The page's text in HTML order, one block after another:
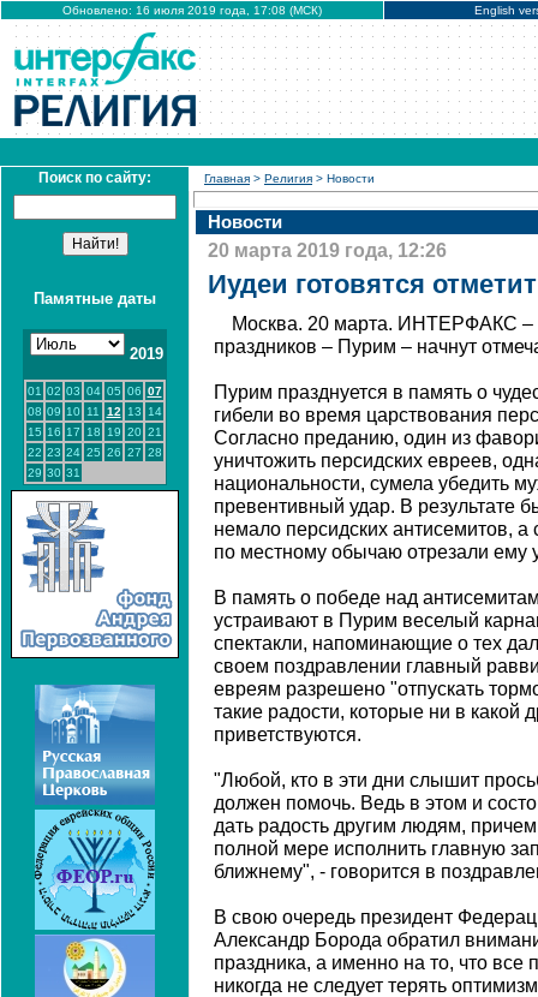
Обновлено: 16 июля 2019 года, 17:08 (МСК) English
Поиск по сайту:
Памятные даты
2019
01 02 03 04 05 06 07
08 09 10 11 12 13
14
15 16 17 18 19 20 21
22 23 24 25 26 27 28
29 30 31
Главная > Религия > Новости
Новости
20 марта 2019 года, 12:26
Иудеи готовятся
Москва. 20 марта. ИНТЕРФАКС –
праздников – Пурим – начнут
Пурим празднуется в память о
гибели во время царствования
Согласно преданию, один из
уничтожить персидских евреев,
национальности, сумела убедить
превентивный удар. В результате
немало персидских антисемитов,
по местному обычаю отрезали ему
В память о победе над
устраивают в Пурим веселый
спектакли, напоминающие о тех
своем поздравлении главный
евреям разрешено "отпускать
такие радости, которые ни в какой
приветствуются.
"Любой, кто в эти дни слышит
должен помочь. Ведь в этом и
дать радость другим людям,
полной мере исполнить главную
ближнему", - говорится в
В свою очередь президент
Александр Борода обратил
праздника, а именно на то, что все
никогда не следует терять